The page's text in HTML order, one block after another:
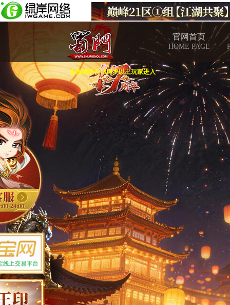
官网首页
HOME PAGE
本游戏适合18周岁以上玩家进入